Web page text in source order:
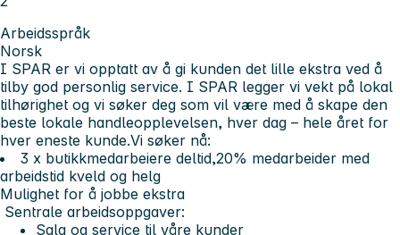
Arbeidsspråk
Norsk
I SPAR er vi opptatt av å gi kunden det lille ekstra ved å
tilby god personlig service. I SPAR legger vi vekt på lokal
tilhørighet og vi søker deg som vil være med å skape den
beste lokale handleopplevelsen, hver dag – hele året for
hver eneste kunde.Vi søker nå:
3 x butikkmedarbeiere deltid,20% medarbeider med
arbeidstid kveld og helg
Mulighet for å jobbe ekstra
Sentrale arbeidsoppgaver:
Salg og service til våre kunder